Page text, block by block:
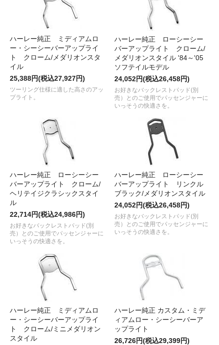
ハーレー純正 ミディアムロ
ー・シーシーバーアップライ
ト クローム/メダリオンスタ
イル
25,388円(税込27,927円)
ツーリング仕様に適した高さのアッ
プライト。
ハーレー純正 ローシーシー
バーアップライト クローム/
メダリオンスタイル '84～'05
ソフテイルモデル
24,052円(税込26,458円)
お好きなバックレストパッド(別
売）とのご使用でパッセンジャーに
いっそうの快適さを。
ハーレー純正 ローシーシー
バーアップライト クローム/
ヘリテイジクラシックスタイ
ル
22,714円(税込24,986円)
お好きなバックレストパッド(別
売）とのご使用でパッセンジャーに
いっそうの快適さを。
ハーレー純正 ローシーシー
バーアップライト リンクル
ブラック/メダリオンスタイル
24,052円(税込26,458円)
お好きなバックレストパッド(別
売）とのご使用でパッセンジャーに
いっそうの快適さを。
ハーレー純正 ミディアムロ
ー・シーシーバーアップライ
ト クローム/ミニメダリオン
スタイル
ハーレー純正 カスタム・ミデ
ィアムロー・シーシーバーア
ップライト
26,726円(税込29,399円)